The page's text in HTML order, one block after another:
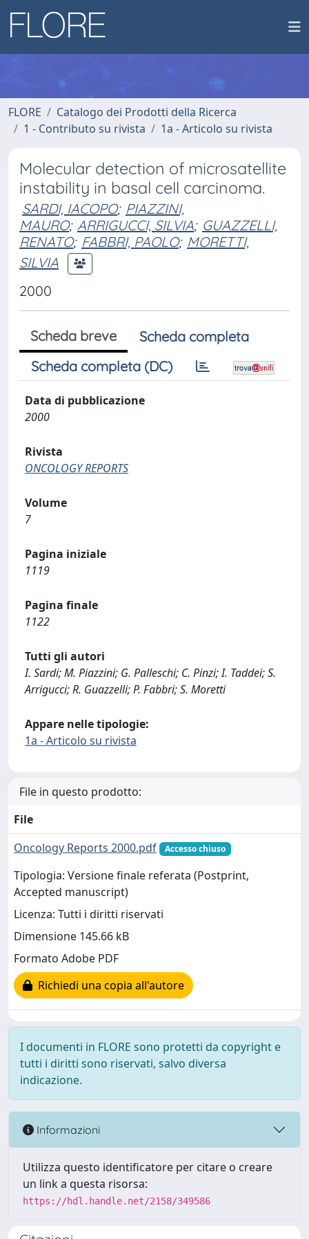
FLORE
Catalogo dei Prodotti della Ricerca
1 - Contributo su rivista
1a - Articolo su rivista
Molecular detection of microsatellite
instability in basal cell carcinoma.
SARDI, IACOPO; PIAZZINI,
MAURO; ARRIGUCCI, SILVIA; GUAZZELLI,
RENATO; FABBRI, PAOLO; MORETTI,
SILVIA
2000
Scheda breve
Scheda completa
Scheda completa (DC)
Data di pubblicazione
2000
Rivista
ONCOLOGY REPORTS
Volume
7
Pagina iniziale
1119
Pagina finale
1122
Tutti gli autori
I. Sardi; M. Piazzini; G. Palleschi; C. Pinzi; I. Taddei; S.
Arrigucci; R. Guazzelli; P. Fabbri; S. Moretti
Appare nelle tipologie:
1a - Articolo su rivista
File in questo prodotto:
File
Oncology Reports 2000.pdf
Accesso chiuso
Tipologia: Versione finale referata (Postprint,
Accepted manuscript)
Licenza: Tutti i diritti riservati
Dimensione 145.66 kB
Formato Adobe PDF
Richiedi una copia all'autore
I documenti in FLORE sono protetti da copyright e
tutti i diritti sono riservati, salvo diversa
indicazione.
Informazioni
Utilizza questo identificatore per citare o creare
un link a questa risorsa:
https://hdl.handle.net/2158/349586